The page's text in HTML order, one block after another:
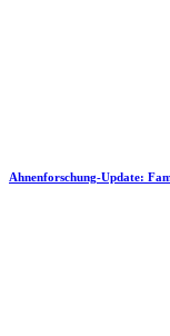
Ahnenforschung-Update: